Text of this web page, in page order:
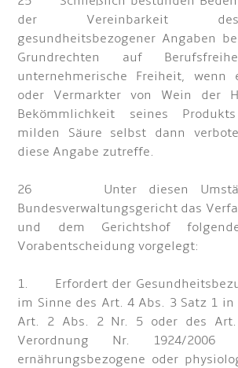
der Vereinbarkeit
gesundheitsbezogener Angaben
Grundrechten auf
unternehmerische Freiheit, wenn
oder Vermarkter von Wein der
Bekömmlichkeit seines
milden Säure selbst dann
diese Angabe zutreffe.
26 Unter diesen
Bundesverwaltungsgericht das
und dem Gerichtshof
Vorabentscheidung vorgelegt:
1. Erfordert der
im Sinne des Art. 4 Abs. 3 Satz 1
Art. 2 Abs. 2 Nr. 5 oder des
Verordnung Nr. 1924/2006
ernährungsbezogene oder